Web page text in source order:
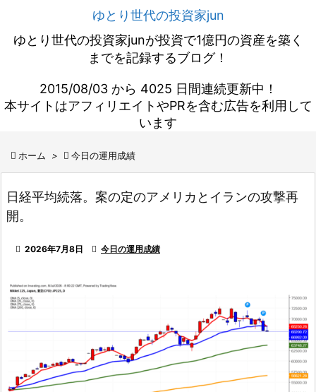
ゆとり世代の投資家jun
ゆとり世代の投資家junが投資で1億円の資産を築く
までを記録するブログ！
2015/08/03 から 4025 日間連続更新中！
本サイトはアフィリエイトやPRを含む広告を利用して
います
 ホーム >  今日の運用成績
日経平均続落。案の定のアメリカとイランの攻撃再
開。
 2026年7月8日  今日の運用成績